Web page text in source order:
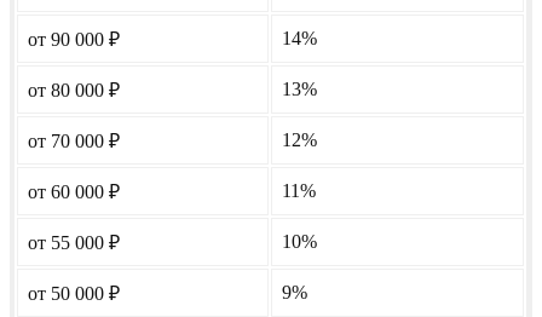
от 90 000 ₽ 14%
от 80 000 ₽ 13%
от 70 000 ₽ 12%
от 60 000 ₽ 11%
от 55 000 ₽ 10%
от 50 000 ₽ 9%